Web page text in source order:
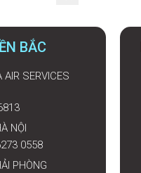
BẮC
AIR SERVICES
NỘI
0558
PHÒNG